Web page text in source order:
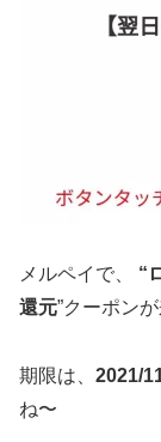
メルペイで、
“
還元”クーポン
期限は、 2021/
ね〜